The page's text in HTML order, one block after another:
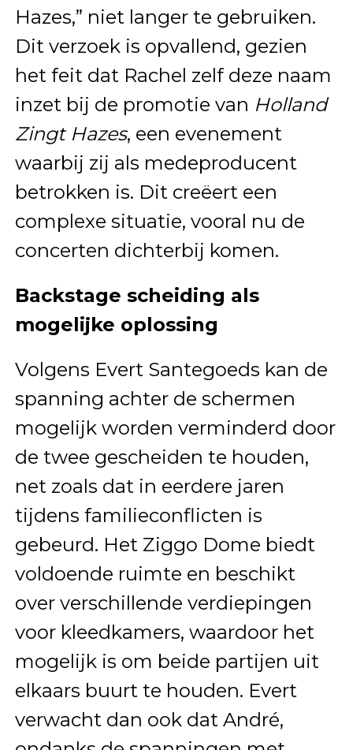
Hazes,” niet langer te gebruiken.
Dit verzoek is opvallend, gezien
het feit dat Rachel zelf deze naam
inzet bij de promotie van Holland
Zingt Hazes, een evenement
waarbij zij als medeproducent
betrokken is. Dit creëert een
complexe situatie, vooral nu de
concerten dichterbij komen.
Backstage scheiding als
mogelijke oplossing
Volgens Evert Santegoeds kan de
spanning achter de schermen
mogelijk worden verminderd door
de twee gescheiden te houden,
net zoals dat in eerdere jaren
tijdens familieconflicten is
gebeurd. Het Ziggo Dome biedt
voldoende ruimte en beschikt
over verschillende verdiepingen
voor kleedkamers, waardoor het
mogelijk is om beide partijen uit
elkaars buurt te houden. Evert
verwacht dan ook dat André,